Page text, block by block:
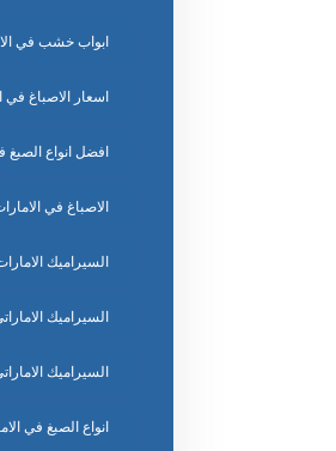
ابواب خشب في
اسعار الاصباغ في
افضل انواع الصبغ
الاصباغ في
السيراميك
السيراميك
السيراميك
انواع الصبغ في